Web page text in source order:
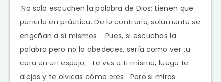
No solo escuchen la palabra de Dios; tienen que
ponerla en práctica. De lo contrario, solamente se
engañan a sí mismos.
Pues, si escuchas la
palabra pero no la obedeces, sería como ver tu
cara en un espejo;
te ves a ti mismo, luego te
alejas y te olvidas cómo eres. Pero si miras